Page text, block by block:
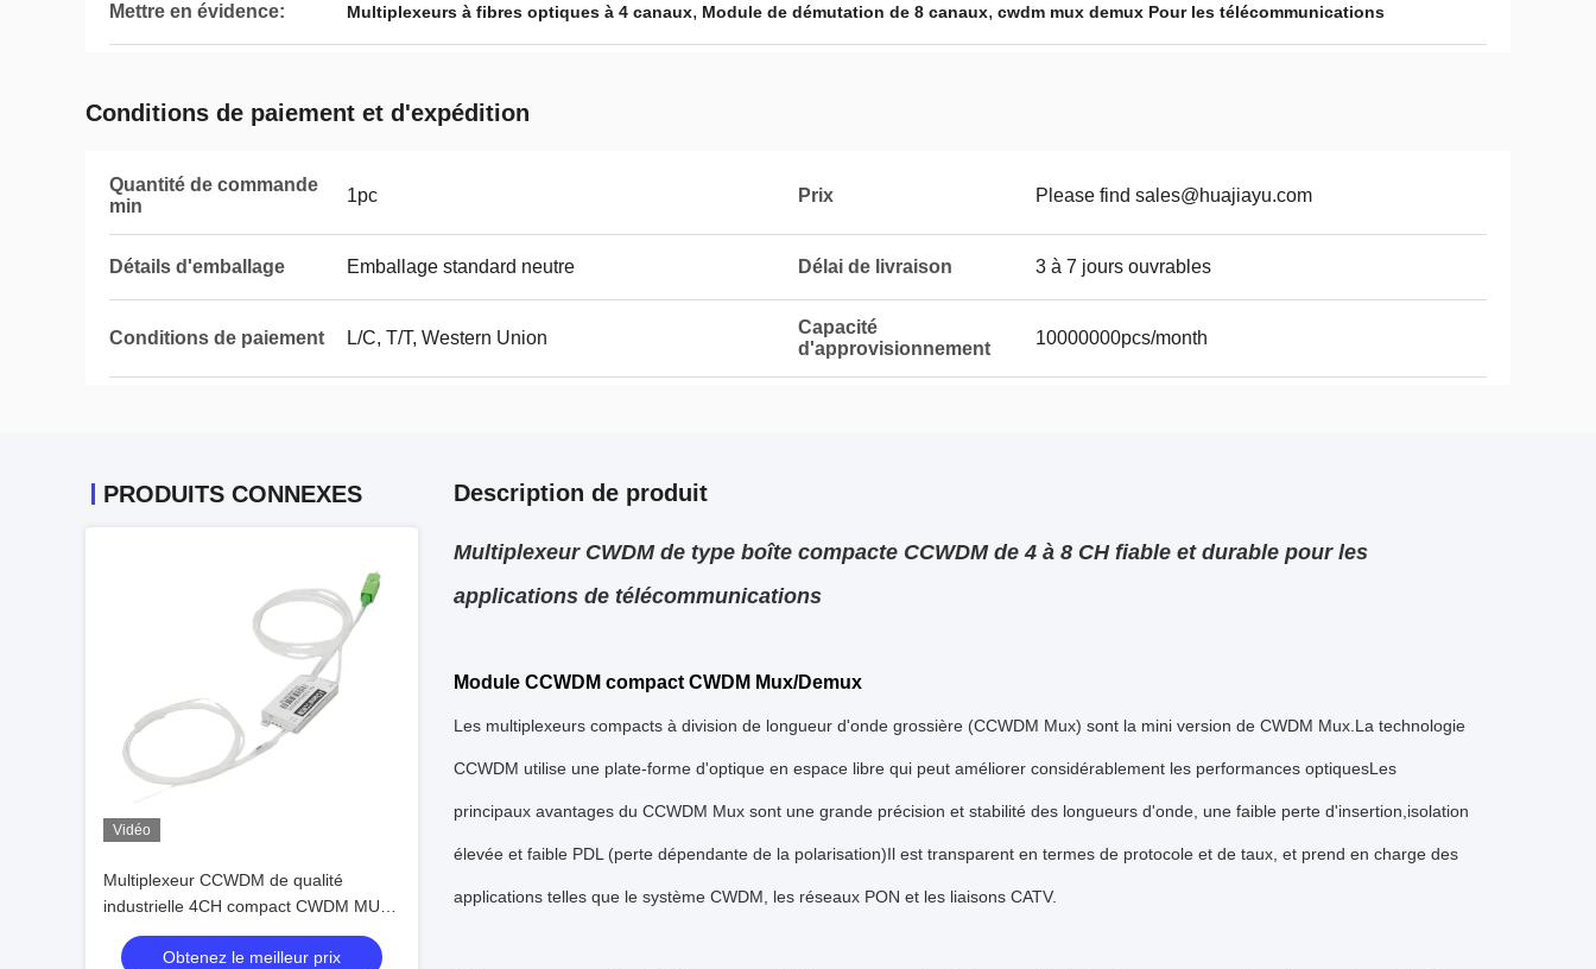
Mettre en évidence: Multiplexeurs à fibres optiques à 4 canaux, Module de démutation de 8 canaux, cwdm mux demux Pour les télécommunications
Conditions de paiement et d'expédition
Quantité de commande
min
1pc Prix Please find sales@huajiayu.com
Détails d'emballage Emballage standard neutre Délai de livraison 3 à 7 jours ouvrables
Conditions de paiement L/C, T/T, Western Union
Capacité
d'approvisionnement
10000000pcs/month
PRODUITS CONNEXES
Vidéo
Multiplexeur CCWDM de qualité
industrielle 4CH compact CWDM MUX,
haute fiabilité pour les liaisons en fibre
optique
Obtenez le meilleur prix
Description de produit
Multiplexeur CWDM de type boîte compacte CCWDM de 4 à 8 CH fiable et durable pour les
applications de télécommunications
Module CCWDM compact CWDM Mux/Demux
Les multiplexeurs compacts à division de longueur d'onde grossière (CCWDM Mux) sont la mini version de CWDM Mux.La technologie
CCWDM utilise une plate-forme d'optique en espace libre qui peut améliorer considérablement les performances optiquesLes
principaux avantages du CCWDM Mux sont une grande précision et stabilité des longueurs d'onde, une faible perte d'insertion,isolation
élevée et faible PDL (perte dépendante de la polarisation)Il est transparent en termes de protocole et de taux, et prend en charge des
applications telles que le système CWDM, les réseaux PON et les liaisons CATV.